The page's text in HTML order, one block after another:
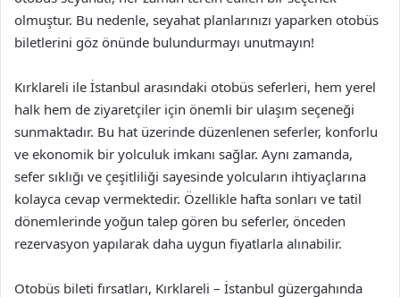
olmuştur. Bu nedenle, seyahat planlarınızı yaparken otobüs
biletlerini göz önünde bulundurmayı unutmayın!
Kırklareli ile İstanbul arasındaki otobüs seferleri, hem yerel
halk hem de ziyaretçiler için önemli bir ulaşım seçeneği
sunmaktadır. Bu hat üzerinde düzenlenen seferler, konforlu
ve ekonomik bir yolculuk imkanı sağlar. Aynı zamanda,
sefer sıklığı ve çeşitliliği sayesinde yolcuların ihtiyaçlarına
kolayca cevap vermektedir. Özellikle hafta sonları ve tatil
dönemlerinde yoğun talep gören bu seferler, önceden
rezervasyon yapılarak daha uygun fiyatlarla alınabilir.
Otobüs bileti fırsatları, Kırklareli – İstanbul güzergahında